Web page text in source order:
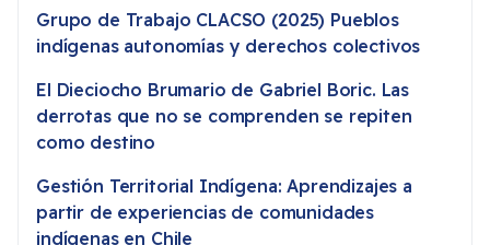
Grupo de Trabajo CLACSO (2025) Pueblos
indígenas autonomías y derechos colectivos
El Dieciocho Brumario de Gabriel Boric. Las
derrotas que no se comprenden se repiten
como destino
Gestión Territorial Indígena: Aprendizajes a
partir de experiencias de comunidades
indígenas en Chile